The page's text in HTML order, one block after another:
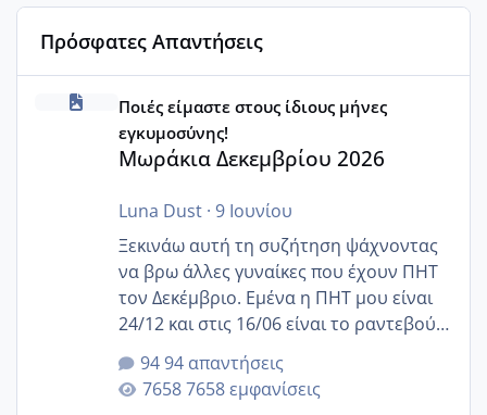
Πρόσφατες Απαντήσεις
Μωράκια Δεκεμβρίου 2026
Ποιές είμαστε στους ίδιους μήνες
εγκυμοσύνης!
Μωράκια Δεκεμβρίου 2026
Luna Dust· 9 Ιουνίου
Ξεκινάω αυτή τη συζήτηση ψάχνοντας
να βρω άλλες γυναίκες που έχουν ΠΗΤ
τον Δεκέμβριο. Εμένα η ΠΗΤ μου είναι
24/12 και στις 16/06 είναι το ραντεβού
της αυχενικής διαφάνειας. Έχω αρκετό
άγχος και οι μέρες δεν φαίνεται να
περνάνε με τίποτα.
94 απαντήσεις
7658 εμφανίσεις